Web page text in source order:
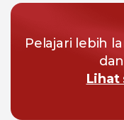
Pelajari lebih
Lihat